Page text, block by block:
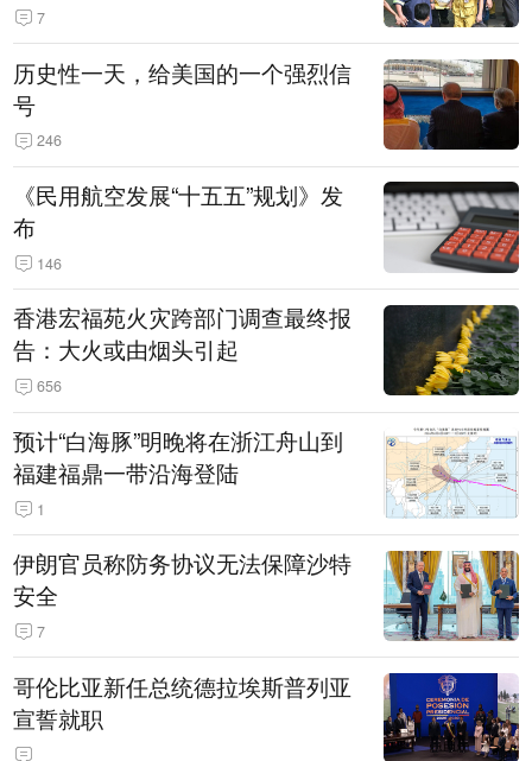
7
历史性一天，给美国的一个强烈信
号
246
《民用航空发展“十五五”规划》发
布
146
香港宏福苑火灾跨部门调查最终报
告：大火或由烟头引起
656
预计“白海豚”明晚将在浙江舟山到
福建福鼎一带沿海登陆
1
伊朗官员称防务协议无法保障沙特
安全
7
哥伦比亚新任总统德拉埃斯普列亚
宣誓就职